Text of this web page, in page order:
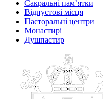
Сакральні пам’ятки
Відпустові місця
Пасторальні центри
Монастирі
Душпастир